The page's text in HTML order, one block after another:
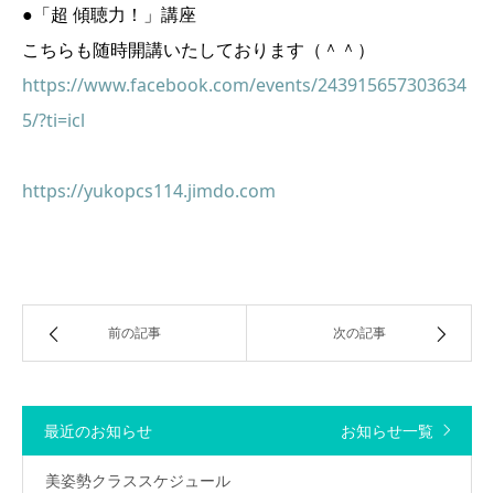
●「超 傾聴力！」講座
こちらも随時開講いたしております（＾＾）
https://www.facebook.com/events/243915657303634
5/?ti=icl
https://yukopcs114.jimdo.com
前の記事 次の記事
最近のお知らせ お知らせ一覧
美姿勢クラススケジュール